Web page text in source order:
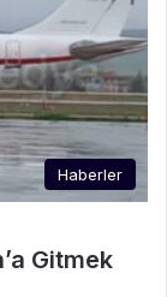
Haberler
Gitmek